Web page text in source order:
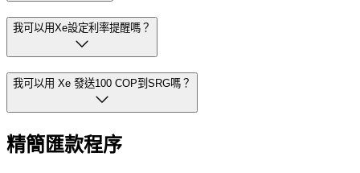
我可以用Xe設定利率提醒嗎？
我可以用 Xe 發送100 COP到SRG嗎？
精簡匯款程序